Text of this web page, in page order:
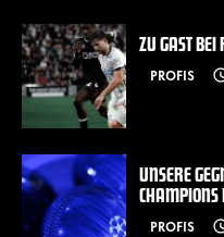
ZU GAST BEI
PROFIS
UNSERE
CHAMPIONS
PROFIS